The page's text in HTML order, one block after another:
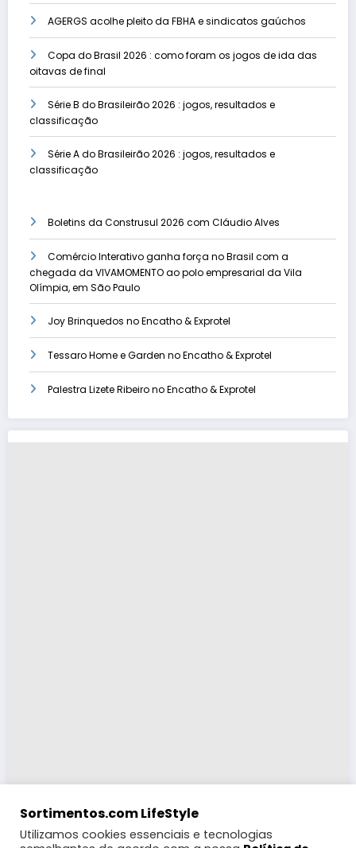
AGERGS acolhe pleito da FBHA e sindicatos gaúchos
Copa do Brasil 2026 : como foram os jogos de ida das
oitavas de final
Série B do Brasileirão 2026 : jogos, resultados e
classificação
Série A do Brasileirão 2026 : jogos, resultados e
classificação
Boletins da Construsul 2026 com Cláudio Alves
Comércio Interativo ganha força no Brasil com a
chegada da VIVAMOMENTO ao polo empresarial da Vila
Olímpia, em São Paulo
Joy Brinquedos no Encatho & Exprotel
Tessaro Home e Garden no Encatho & Exprotel
Palestra Lizete Ribeiro no Encatho & Exprotel
Sortimentos.com LifeStyle
Utilizamos cookies essenciais e tecnologias